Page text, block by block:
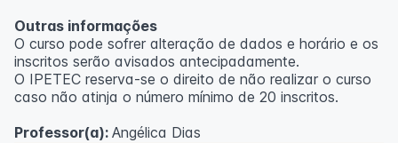
Outras informações
O curso pode sofrer alteração de dados e horário e os
inscritos serão avisados ​​antecipadamente.
O IPETEC reserva-se o direito de não realizar o curso
caso não atinja o número mínimo de 20 inscritos.
Professor(a): Angélica Dias